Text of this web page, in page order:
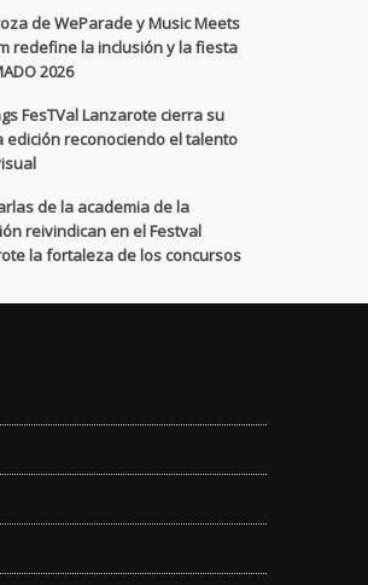
de WeParade y Music Meets
redefine la inclusión y la fiesta
2026
FesTVal Lanzarote cierra su
edición reconociendo el talento
de la academia de la
reivindican en el Festval
la fortaleza de los concursos